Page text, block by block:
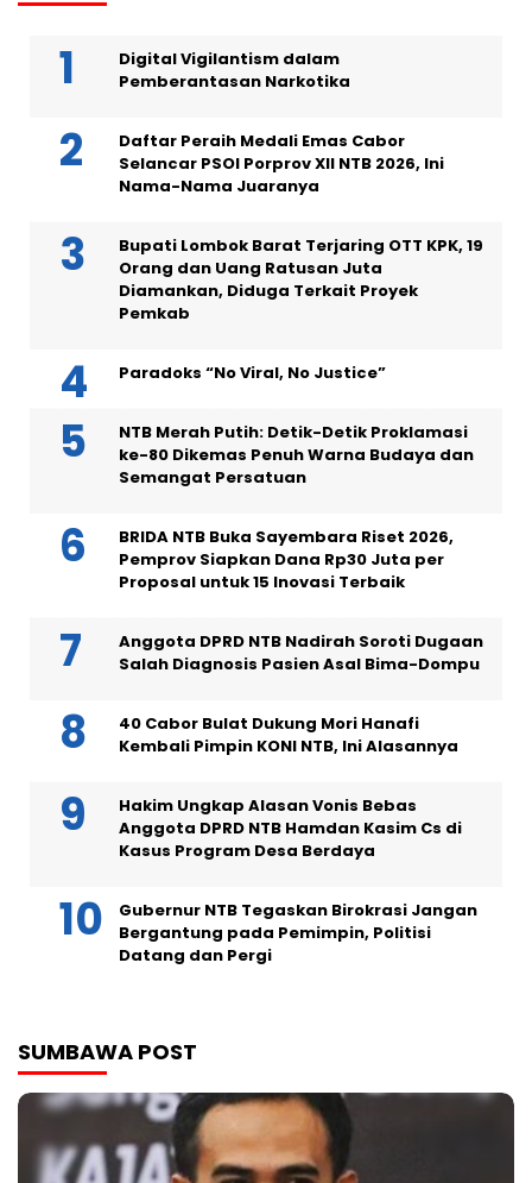
Digital Vigilantism dalam
Pemberantasan Narkotika
Daftar Peraih Medali Emas Cabor
Selancar PSOI Porprov XII NTB 2026, Ini
Nama-Nama Juaranya
Bupati Lombok Barat Terjaring OTT KPK, 19
Orang dan Uang Ratusan Juta
Diamankan, Diduga Terkait Proyek
Pemkab
Paradoks “No Viral, No Justice”
NTB Merah Putih: Detik-Detik Proklamasi
ke-80 Dikemas Penuh Warna Budaya dan
Semangat Persatuan
BRIDA NTB Buka Sayembara Riset 2026,
Pemprov Siapkan Dana Rp30 Juta per
Proposal untuk 15 Inovasi Terbaik
Anggota DPRD NTB Nadirah Soroti Dugaan
Salah Diagnosis Pasien Asal Bima-Dompu
40 Cabor Bulat Dukung Mori Hanafi
Kembali Pimpin KONI NTB, Ini Alasannya
Hakim Ungkap Alasan Vonis Bebas
Anggota DPRD NTB Hamdan Kasim Cs di
Kasus Program Desa Berdaya
Gubernur NTB Tegaskan Birokrasi Jangan
Bergantung pada Pemimpin, Politisi
Datang dan Pergi
SUMBAWA POST